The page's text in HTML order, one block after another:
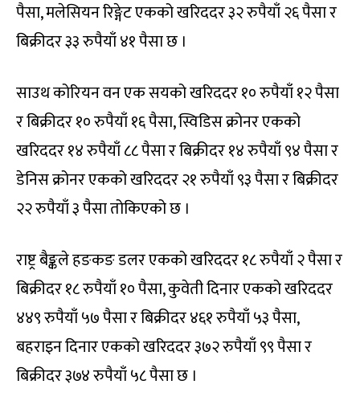
पैसा, मलेसियन रिङ्गेट एकको खरिददर ३२ रुपैयाँ २६ पैसा र
बिक्रीदर ३३ रुपैयाँ ४१ पैसा छ ।
साउथ कोरियन वन एक सयको खरिददर १० रुपैयाँ १२ पैसा
र बिक्रीदर १० रुपैयाँ १६ पैसा, स्विडिस क्रोनर एकको
खरिददर १४ रुपैयाँ ८८ पैसा र बिक्रीदर १४ रुपैयाँ ९४ पैसा र
डेनिस क्रोनर एकको खरिददर २१ रुपैयाँ ९३ पैसा र बिक्रीदर
२२ रुपैयाँ ३ पैसा तोकिएको छ ।
राष्ट्र बैङ्कले हङकङ डलर एकको खरिददर १८ रुपैयाँ २ पैसा र
बिक्रीदर १८ रुपैयाँ १० पैसा, कुवेती दिनार एकको खरिददर
४४९ रुपैयाँ ५७ पैसा र बिक्रीदर ४६१ रुपैयाँ ५३ पैसा,
बहराइन दिनार एकको खरिददर ३७२ रुपैयाँ ९९ पैसा र
बिक्रीदर ३७४ रुपैयाँ ५८ पैसा छ ।